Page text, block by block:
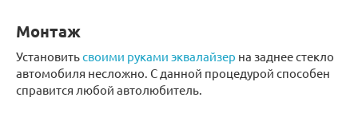
Монтаж
Установитьсвоими руками эквалайзер на заднее стекло
автомобиля несложно. С данной процедурой способен
справится любой автолюбитель.